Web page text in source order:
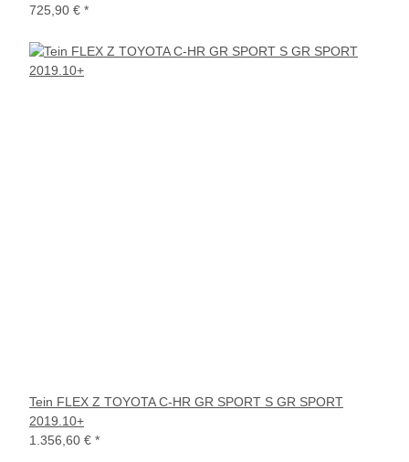
725,90 € *
Tein FLEX Z TOYOTA C-HR GR SPORT S GR SPORT
2019.10+
1.356,60 € *